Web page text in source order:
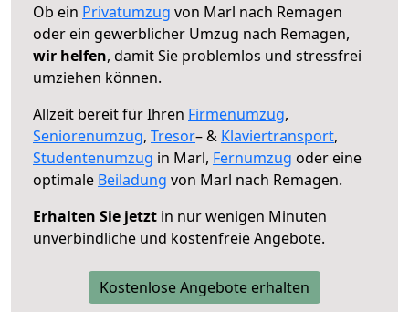
Ob ein Privatumzug von Marl nach Remagen
oder ein gewerblicher Umzug nach Remagen,
wir helfen, damit Sie problemlos und stressfrei
umziehen können.
Allzeit bereit für Ihren Firmenumzug,
Seniorenumzug, Tresor– & Klaviertransport,
Studentenumzug in Marl, Fernumzug oder eine
optimale Beiladung von Marl nach Remagen.
Erhalten Sie jetzt in nur wenigen Minuten
unverbindliche und kostenfreie Angebote.
Kostenlose Angebote erhalten